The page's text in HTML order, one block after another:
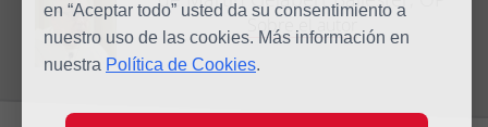
en “Aceptar todo” usted da su consentimiento a
nuestro uso de las cookies. Más información en
nuestra Política de Cookies.
Sobre el autor